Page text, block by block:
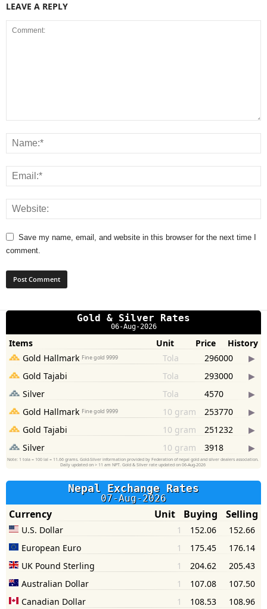
LEAVE A REPLY
Save my name, email, and website in this browser for the next time I
comment.